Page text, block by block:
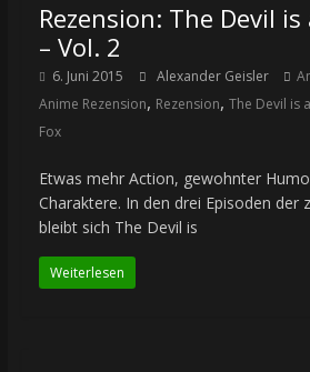
Rezension: The Devil
– Vol. 2
6. Juni 2015 Alexander Geisler
Anime Rezension, Rezension, The Devil is
Fox
Etwas mehr Action, gewohnter
Charaktere. In den drei Episoden der
bleibt sich The Devil is
Weiterlesen